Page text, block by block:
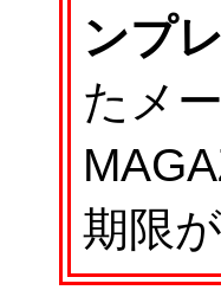
ンプ
たメ
期限